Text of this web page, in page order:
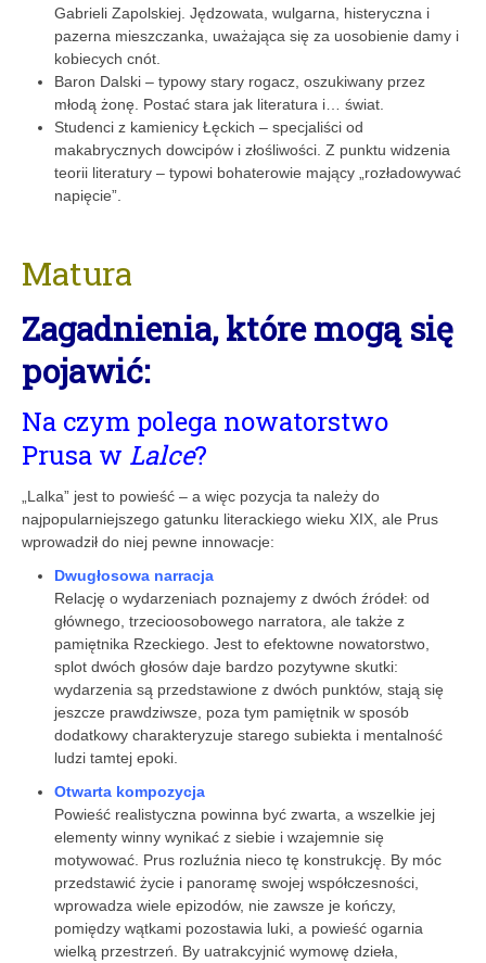
Gabrieli Zapolskiej. Jędzowata, wulgarna, histeryczna i
pazerna mieszczanka, uważająca się za uosobienie damy i
kobiecych cnót.
Baron Dalski – typowy stary rogacz, oszukiwany przez
młodą żonę. Postać stara jak literatura i… świat.
Studenci z kamienicy Łęckich – specjaliści od
makabrycznych dowcipów i złośliwości. Z punktu widzenia
teorii literatury – typowi bohaterowie mający „rozładowywać
napięcie”.
Matura
Zagadnienia, które mogą się
pojawić:
Na czym polega nowatorstwo
Prusa w Lalce?
„Lalka” jest to powieść – a więc pozycja ta należy do
najpopularniejszego gatunku literackiego wieku XIX, ale Prus
wprowadził do niej pewne innowacje:
Dwugłosowa narracja
Relację o wydarzeniach poznajemy z dwóch źródeł: od
głównego, trzecioosobowego narratora, ale także z
pamiętnika Rzeckiego. Jest to efektowne nowatorstwo,
splot dwóch głosów daje bardzo pozytywne skutki:
wydarzenia są przedstawione z dwóch punktów, stają się
jeszcze prawdziwsze, poza tym pamiętnik w sposób
dodatkowy charakteryzuje starego subiekta i mentalność
ludzi tamtej epoki.
Otwarta kompozycja
Powieść realistyczna powinna być zwarta, a wszelkie jej
elementy winny wynikać z siebie i wzajemnie się
motywować. Prus rozluźnia nieco tę konstrukcję. By móc
przedstawić życie i panoramę swojej współczesności,
wprowadza wiele epizodów, nie zawsze je kończy,
pomiędzy wątkami pozostawia luki, a powieść ogarnia
wielką przestrzeń. By uatrakcyjnić wymowę dzieła,